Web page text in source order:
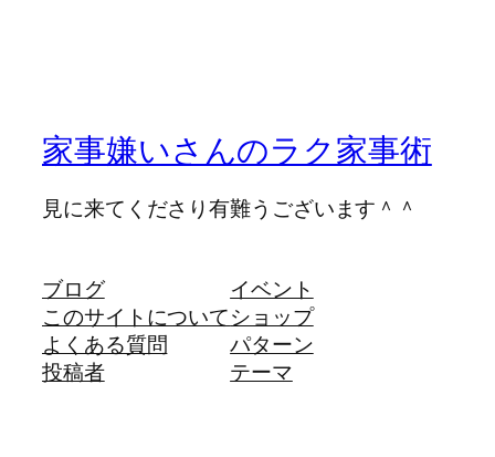
家事嫌いさんのラク家事術
見に来てくださり有難うございます＾＾
ブログ
このサイトについて
よくある質問
投稿者
イベント
ショップ
パターン
テーマ